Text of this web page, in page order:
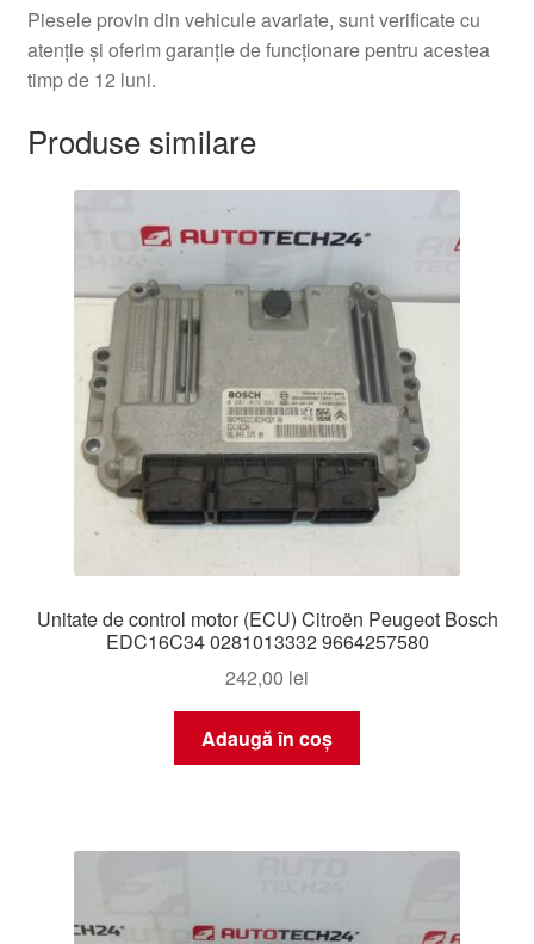
Piesele provin din vehicule avariate, sunt verificate cu
atenție și oferim garanție de funcționare pentru acestea
timp de 12 luni.
Produse similare
Unitate de control motor (ECU) Citroën Peugeot Bosch
EDC16C34 0281013332 9664257580
242,00 lei
Adaugă în coș